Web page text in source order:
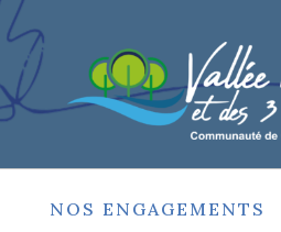
NOS ENGAGEMENTS